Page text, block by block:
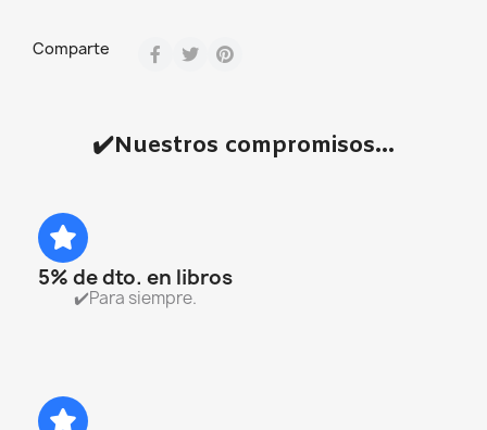
Comparte
✔️Nuestros compromisos...
5% de dto. en libros
✔️Para siempre.